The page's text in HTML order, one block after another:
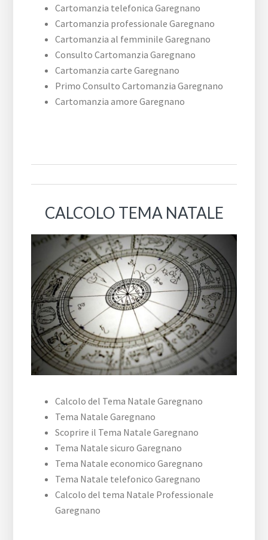
Cartomanzia telefonica Garegnano
Cartomanzia professionale Garegnano
Cartomanzia al femminile Garegnano
Consulto Cartomanzia Garegnano
Cartomanzia carte Garegnano
Primo Consulto Cartomanzia Garegnano
Cartomanzia amore Garegnano
CALCOLO TEMA NATALE
Calcolo del Tema Natale Garegnano
Tema Natale Garegnano
Scoprire il Tema Natale Garegnano
Tema Natale sicuro Garegnano
Tema Natale economico Garegnano
Tema Natale telefonico Garegnano
Calcolo del tema Natale Professionale
Garegnano